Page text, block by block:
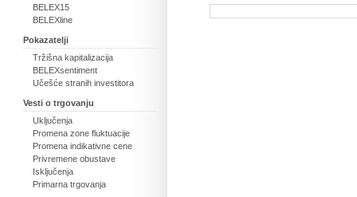
BELEX15
BELEXline
Pokazatelji
Tržišna kapitalizacija
BELEXsentiment
Učešće stranih investitora
Vesti o trgovanju
Uključenja
Promena zone fluktuacije
Promena indikativne cene
Privremene obustave
Isključenja
Primarna trgovanja